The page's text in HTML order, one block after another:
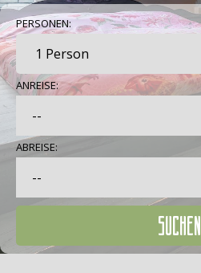
PERSONEN:
ANREISE:
ABREISE:
SUCHEN